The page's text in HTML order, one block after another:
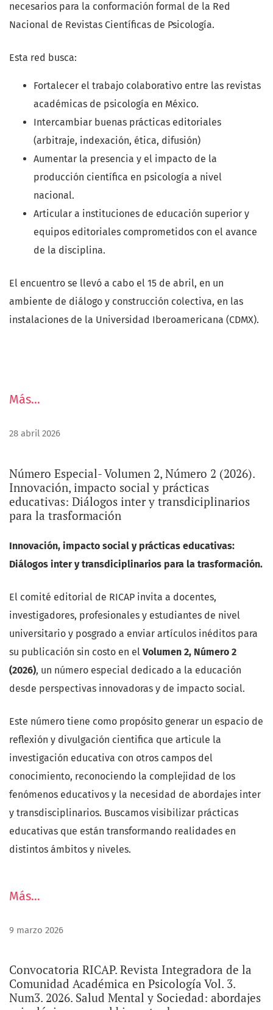
temas de vanguardia, como la ciberseguridad en México
y una propuesta teórica innovadora en torno a la
"AlterEntidad", que ofrecen marcos de análisis
comportamiento.
2. Estudios de caso.Presenta una investigación aplicada
en el ámbito de la gestión microempresarial, analiza la
rotación de personal y propone estrategias de retención
y demuestra la aplicación de principios psicoosociales y
organizacionales en un contexto real en Hidalgo, lo que
enriquece el campo de la psicología del trabajo y de las
organizaciones.
literatura.Reúne contribuciones que fomentan la
reflexión profunda y el análisis crítico en áreas de
directa relevancia para la comunidad psicológica.
disciplinar de RICAP. Junto a ella, se integran análisis
institucional de derechos humanos y políticas públicas
jurídica y de la salud pública, promoviendo así el
diálogo interdisciplinario que RICAP fomenta.
de "encuentro" académico que materializa la visión del
PIMA y del MHIC yrefuerza la misión de RICAPal integrar
sociales complejas, en consonancia con la búsqueda de
soluciones pertinentes y con la formación de
RICAP se deben. Este número especial no se aparta, sino
que enriquece y proyecta la línea "integadora" de la
revista hacia un espectro más amplio de encuentros
reflexivos y multidisciplinarios.
necesarios para la conformación formal de la Red
Nacional de Revistas Científicas de Psicología.
Esta red busca:
Fortalecer el trabajo colaborativo entre las revistas
académicas de psicología en México.
Intercambiar buenas prácticas editoriales
(arbitraje, indexación, ética, difusión)
Aumentar la presencia y el impacto de la
producción científica en psicología a nivel
nacional.
Articular a instituciones de educación superior y
equipos editoriales comprometidos con el avance
de la disciplina.
El encuentro se llevó a cabo el 15 de abril, en un
ambiente de diálogo y construcción colectiva, en las
instalaciones de la Universidad Iberoamericana (CDMX).
Más…
28 abril 2026
Número Especial- Volumen 2, Número 2 (2026).
Innovación, impacto social y prácticas
educativas: Diálogos inter y transdiciplinarios
para la trasformación
Innovación, impacto social y prácticas educativas:
Diálogos inter y transdiciplinarios para la trasformación.
El comité editorial de RICAP invita a docentes,
investigadores, profesionales y estudiantes de nivel
universitario y posgrado a enviar artículos inéditos para
su publicación sin costo en el Volumen 2, Número 2
(2026), un número especial dedicado a la educación
desde perspectivas innovadoras y de impacto social.
Este número tiene como propósito generar un espacio de
reflexión y divulgación cientifica que articule la
investigación educativa con otros campos del
conocimiento, reconociendo la complejidad de los
fenómenos educativos y la necesidad de abordajes inter
y transdisciplinarios. Buscamos visibilizar prácticas
educativas que están transformando realidades en
distintos ámbitos y niveles.
Más…
9 marzo 2026
Convocatoria RICAP. Revista Integradora de la
Comunidad Académica en Psicología Vol. 3.
Num3. 2026. Salud Mental y Sociedad: abordajes